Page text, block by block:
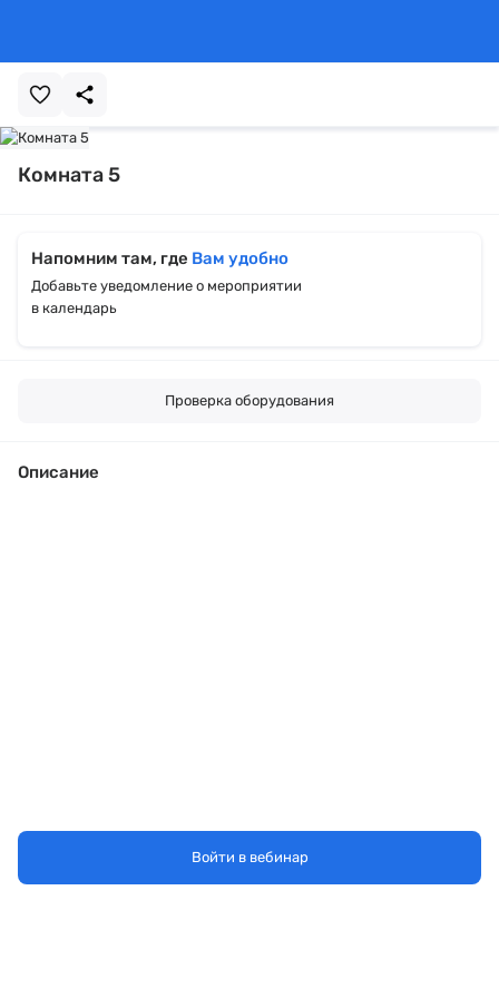
Комната 5
Напомним там, где Вам удобно
Добавьте уведомление о мероприятии
в календарь
Проверка оборудования
Описание
Войти в вебинар